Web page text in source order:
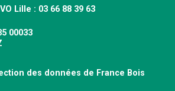
Lille : 03 66 88 39 63
00033
des données de France Bois